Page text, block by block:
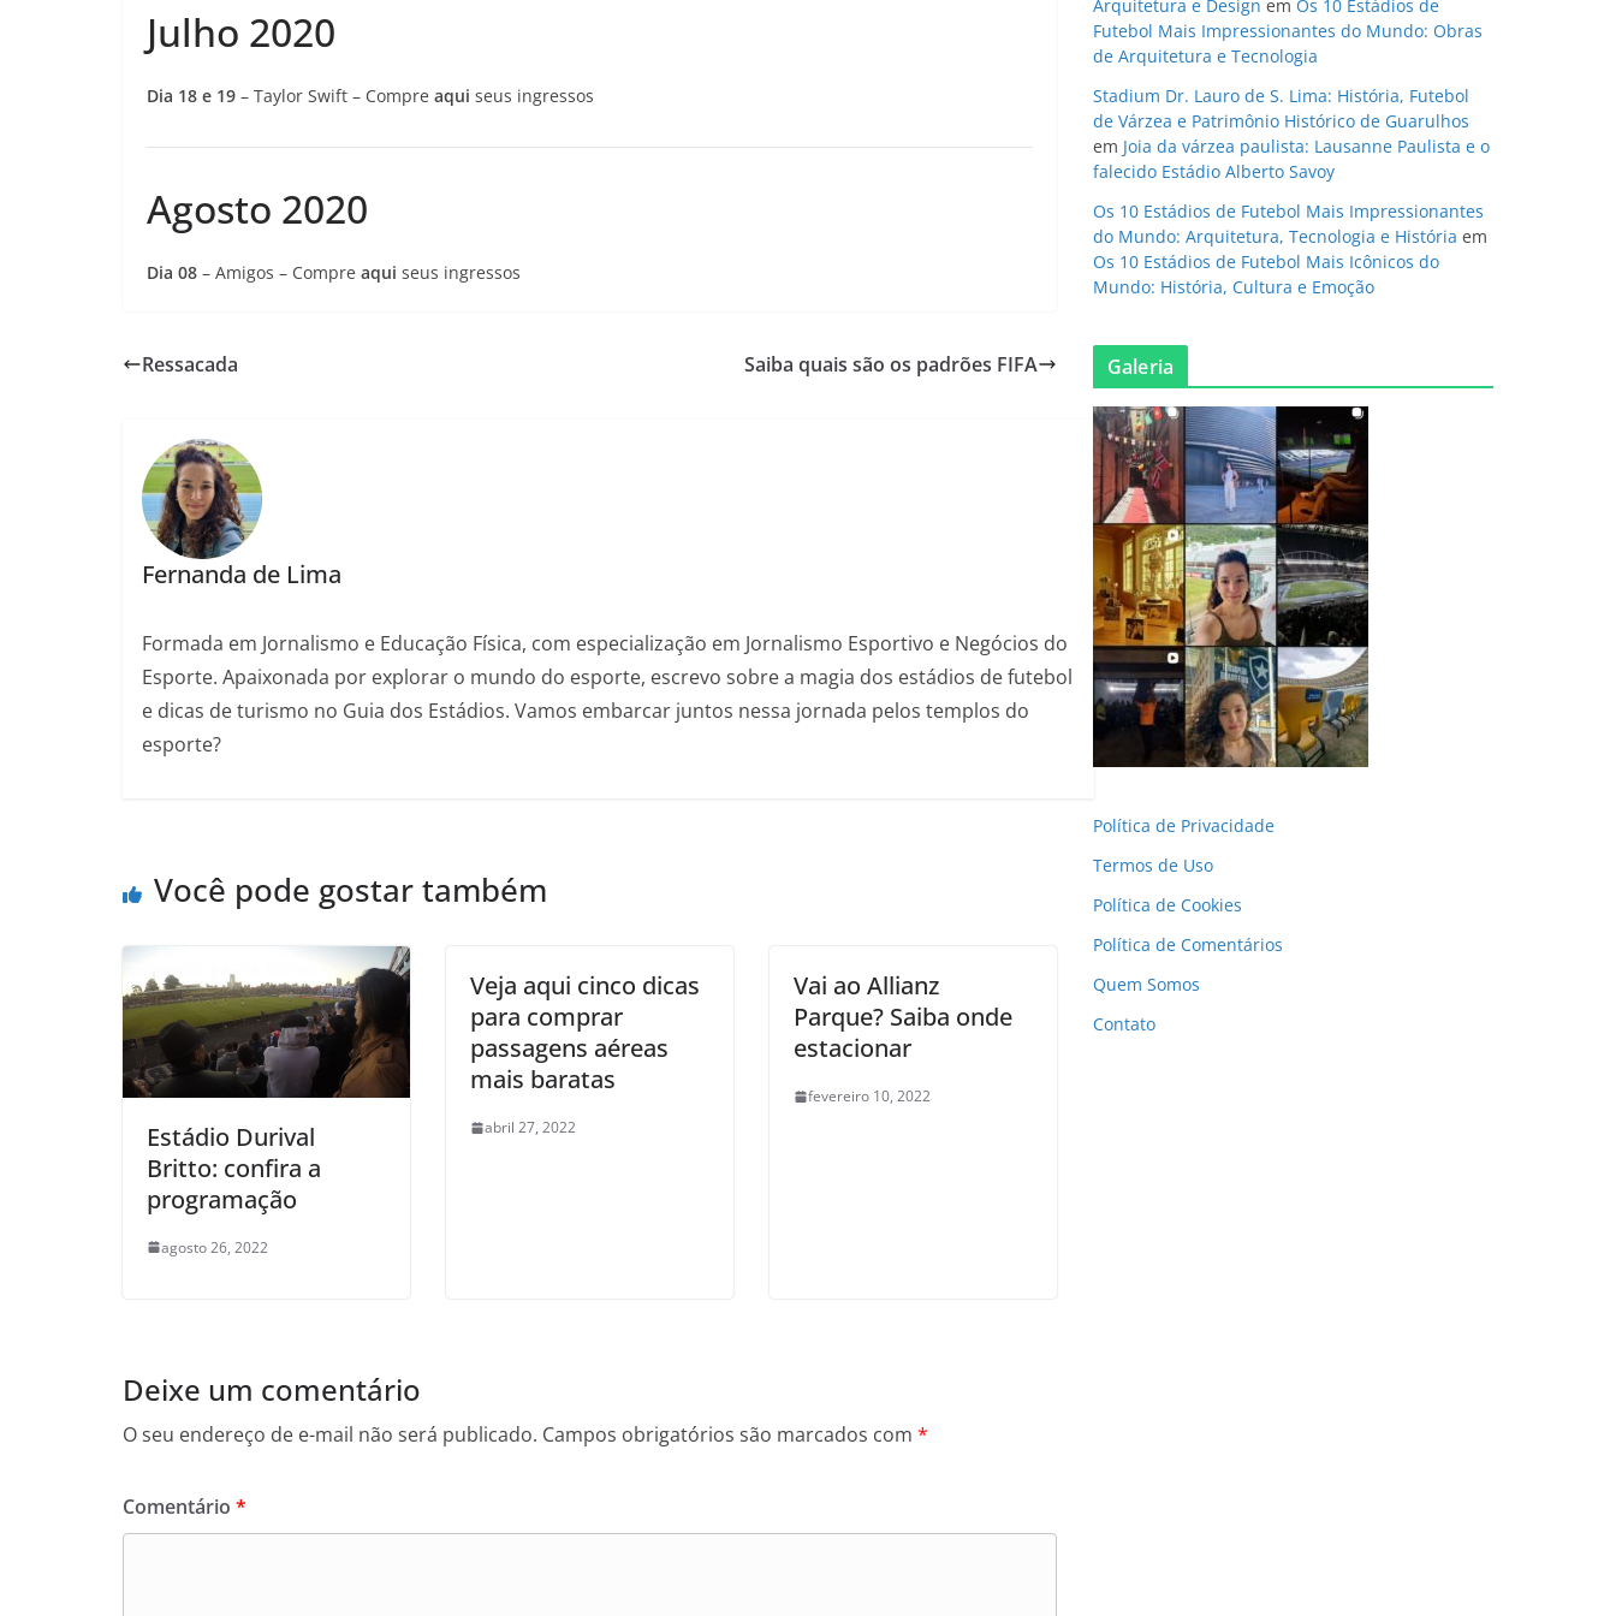
Julho 2020
Dia 18 e 19 – Taylor Swift – Compre aqui seus ingressos
Agosto 2020
Dia 08 – Amigos – Compre aqui seus ingressos
Ressacada Saiba quais são os padrões FIFA
Fernanda de Lima
Formada em Jornalismo e Educação Física, com especialização em Jornalismo Esportivo e Negócios do
Esporte. Apaixonada por explorar o mundo do esporte, escrevo sobre a magia dos estádios de futebol
e dicas de turismo no Guia dos Estádios. Vamos embarcar juntos nessa jornada pelos templos do
esporte?
Você pode gostar também
Estádio Durival
Britto: confira a
programação
agosto 26, 2022
Veja aqui cinco dicas
para comprar
passagens aéreas
mais baratas
abril 27, 2022
Vai ao Allianz
Parque? Saiba onde
estacionar
fevereiro 10, 2022
Deixe um comentário
O seu endereço de e-mail não será publicado. Campos obrigatórios são marcados com *
Comentário *
Arquitetura e Design em Os 10 Estádios de
Futebol Mais Impressionantes do Mundo: Obras
de Arquitetura e Tecnologia
Stadium Dr. Lauro de S. Lima: História, Futebol
de Várzea e Patrimônio Histórico de Guarulhos
em Joia da várzea paulista: Lausanne Paulista e o
falecido Estádio Alberto Savoy
Os 10 Estádios de Futebol Mais Impressionantes
do Mundo: Arquitetura, Tecnologia e História em
Os 10 Estádios de Futebol Mais Icônicos do
Mundo: História, Cultura e Emoção
Galeria
Política de Privacidade
Termos de Uso
Política de Cookies
Política de Comentários
Quem Somos
Contato